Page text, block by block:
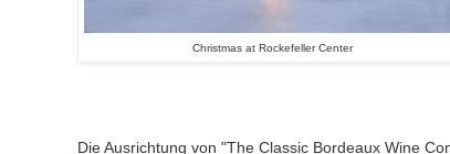
Christmas at Rockefeller Center
Die Ausrichtung von "The Classic Bordeaux Wine